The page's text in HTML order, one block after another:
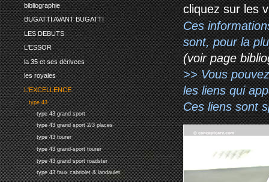
bibliographie
BUGATTI AVANT BUGATTI
LES DEBUTS
L'ESSOR
la 35 et ses dérivees
les royales
L'EXCELLENCE
type 43
type 43 grand sport
type 43 grand sport 2/3 places
type 43 tourer
type 43 grand-sport tourer
type 43 grand sport roadster
type 43 faux cabriolet & landaulet
cliquez sur les
Ces
sont, pour la
(voir page
>> Vous
les liens qui
Ces liens sont